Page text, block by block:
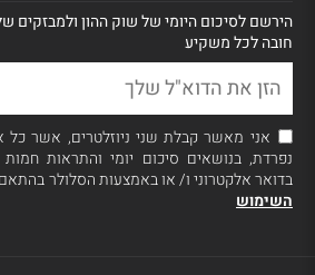
הירשם לסיכום היומי של שוק ההון ולמבזקים
חובה לכל משקיע
אני מאשר קבלת שני ניוזלטרים, אשר
נפרדת, בנושאים סיכום יומי והתראות חמות
בדואר אלקטרוני ו/ או באמצעות הסלולר בהתאם
השימוש